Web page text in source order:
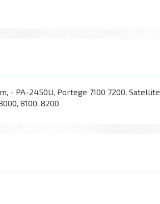
- PA-2450U, Portege 7100 7200, Satellite
8100, 8200